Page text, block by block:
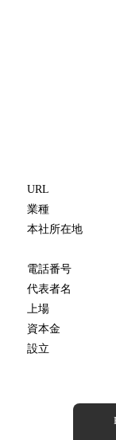
URL
業種
本社所在地
電話番号
代表者名
上場
資本金
設立